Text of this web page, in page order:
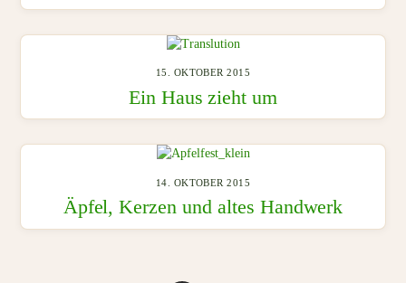
15. OKTOBER 2015
Ein Haus zieht um
14. OKTOBER 2015
Äpfel, Kerzen und altes Handwerk